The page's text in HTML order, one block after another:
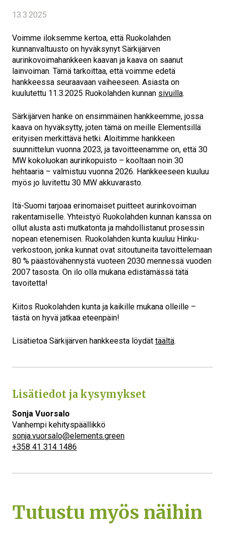
Keitä olemme
13.3.2025
Voimme iloksemme kertoa, että Ruokolahden
kunnanvaltuusto on hyväksynyt Särkijärven
aurinkovoimahankkeen kaavan ja kaava on saanut
lainvoiman. Tämä tarkoittaa, että voimme edetä
hankkeessa seuraavaan vaiheeseen. Asiasta on
kuulutettu 11.3.2025 Ruokolahden kunnan sivuilla.
Särkijärven hanke on ensimmäinen hankkeemme, jossa
kaava on hyväksytty, joten tämä on meille Elementsillä
erityisen merkittävä hetki. Aloitimme hankkeen
suunnittelun vuonna 2023, ja tavoitteenamme on, että 30
MW kokoluokan aurinkopuisto – kooltaan noin 30
hehtaaria – valmistuu vuonna 2026. Hankkeeseen kuuluu
myös jo luvitettu 30 MW akkuvarasto.
Itä-Suomi tarjoaa erinomaiset puitteet aurinkovoiman
rakentamiselle. Yhteistyö Ruokolahden kunnan kanssa on
ollut alusta asti mutkatonta ja mahdollistanut prosessin
nopean etenemisen. Ruokolahden kunta kuuluu Hinku-
verkostoon, jonka kunnat ovat sitoutuneita tavoittelemaan
80 % päästövähennystä vuoteen 2030 mennessä vuoden
2007 tasosta. On ilo olla mukana edistämässä tätä
tavoitetta!
Kiitos Ruokolahden kunta ja kaikille mukana olleille –
tästä on hyvä jatkaa eteenpäin!
Lisätietoa Särkijärven hankkeesta löydät täältä.
Lisätiedot ja kysymykset
Sonja Vuorsalo
Vanhempi kehityspäällikkö
sonja.vuorsalo@elements.green
+358 41 314 1486
Tutustu myös näihin